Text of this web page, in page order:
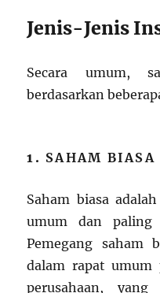
Jenis-Jenis
Secara umum,
berdasarkan
1. SAHAM BIASA
Saham biasa
umum dan paling
Pemegang saham
dalam rapat umum
perusahaan, yang